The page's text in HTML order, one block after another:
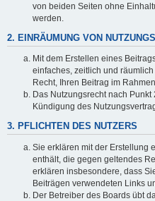
von beiden Seiten ohne
werden.
2. EINRÄUMUNG VON
Mit dem Erstellen eines
einfaches, zeitlich und
Recht, Ihren Beitrag im
Das Nutzungsrecht nach
Kündigung des
3. PFLICHTEN DES NUTZERS
Sie erklären mit der Erstellung
enthält, die gegen geltendes
erklären insbesondere, dass
Beiträgen verwendeten Links
Der Betreiber des Boards übt